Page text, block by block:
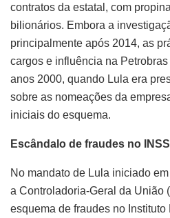
contratos da estatal, com
bilionários. Embora a
principalmente após 2014, as
cargos e influência na
anos 2000, quando Lula era
sobre as nomeações da
iniciais do esquema.
Escândalo de fraudes no
No mandato de Lula iniciado
a Controladoria‑Geral da União
esquema de fraudes no